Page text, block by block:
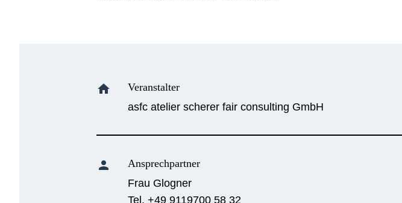
home
Veranstalter
asfc atelier scherer fair consulting GmbH
person
Ansprechpartner
Frau Glogner
Tel. +49 9119700 58 32